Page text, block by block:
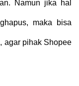
Namun jika hal
maka bisa
agar pihak Shopee